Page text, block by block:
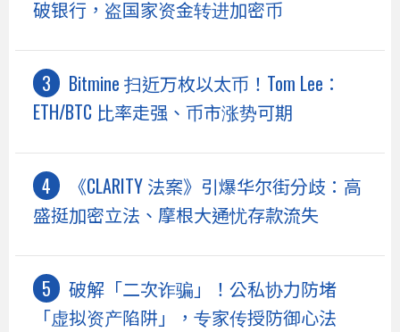
破银行，盗国家资金转进加密币
Bitmine 扫近万枚以太币！Tom Lee：
ETH/BTC 比率走强、币市涨势可期
《CLARITY 法案》引爆华尔街分歧：高
盛挺加密立法、摩根大通忧存款流失
破解「二次诈骗」！公私协力防堵
「虚拟资产陷阱」，专家传授防御心法